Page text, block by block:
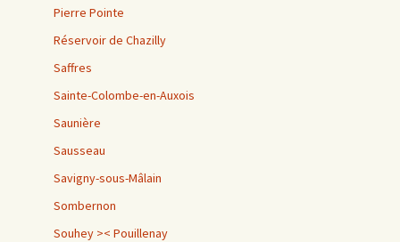
Pierre Pointe
Réservoir de Chazilly
Saffres
Sainte-Colombe-en-Auxois
Saunière
Sausseau
Savigny-sous-Mâlain
Sombernon
Souhey >< Pouillenay